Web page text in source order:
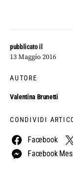
pubblicato il
13 Maggio 2016
AUTORE
Valentina Brunetti
CONDIVIDI
Facebook
Facebook